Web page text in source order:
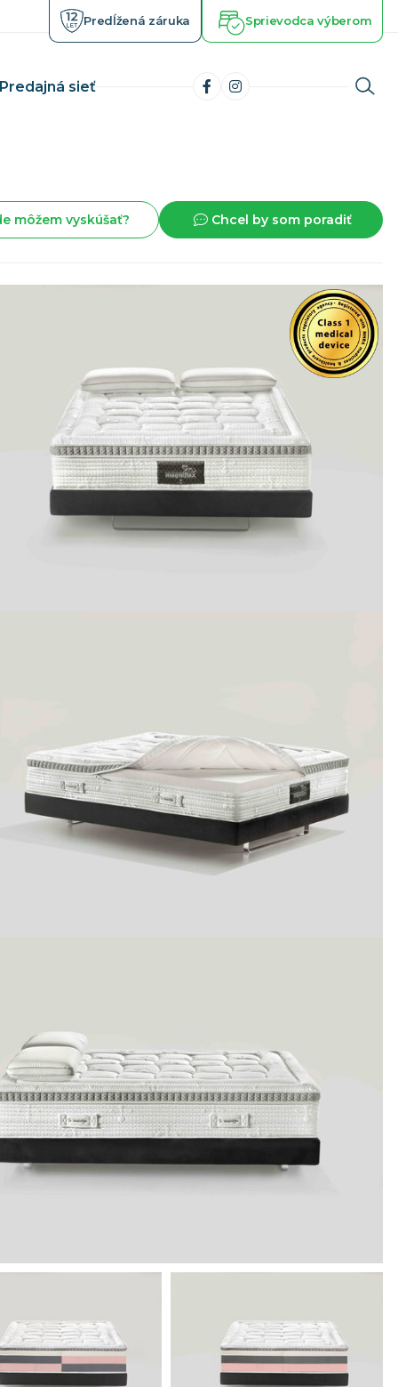
Predĺžená záruka Sprievodca výberom
Chladiace a gélové matrace
Ortopedické matrace
Luxusné matrace
Toppery
Zdravotné doplňky
Prestieradlá
sieť
môžem vyskúšať? Chcel by som poradiť